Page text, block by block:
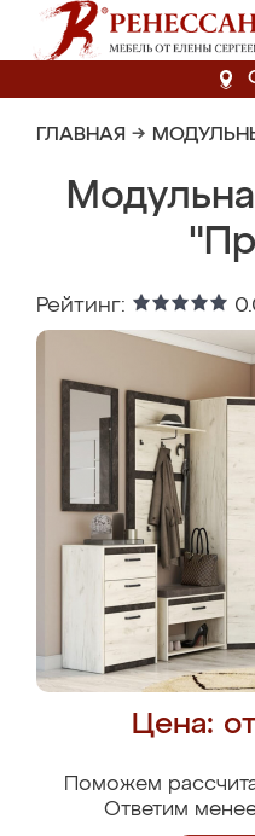
ГЛАВНАЯ →
Рейтинг:
Цена:
Поможем
Ответим